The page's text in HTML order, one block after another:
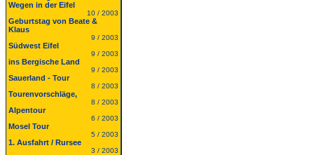
Wegen in der Eifel
10 / 2003
Geburtstag von Beate &
Klaus
9 / 2003
Südwest Eifel
9 / 2003
ins Bergische Land
9 / 2003
Sauerland - Tour
8 / 2003
Tourenvorschläge,
8 / 2003
Alpentour
6 / 2003
Mosel Tour
5 / 2003
1. Ausfahrt / Rursee
3 / 2003